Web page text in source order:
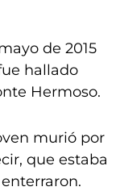
de 2015
hallado
Hermoso.
murió por
que estaba